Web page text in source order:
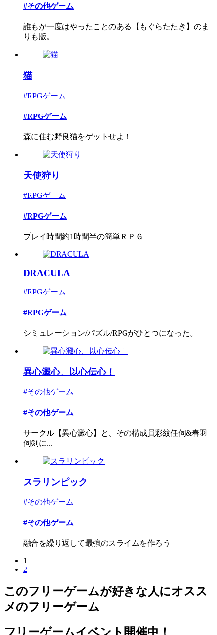
#その他ゲーム
誰もが一度はやったことのある【もぐらたたき】のま
りも版。
猫
#RPGゲーム
#RPGゲーム
森に住む野良猫をゲットせよ！
天使狩り
#RPGゲーム
#RPGゲーム
プレイ時間約1時間半の簡単ＲＰＧ
DRACULA
#RPGゲーム
#RPGゲーム
シミュレーション/パズル/RPGがひとつになった。
異心澱心、以心伝心！
#その他ゲーム
#その他ゲーム
サークル【異心澱心】と、その構成員彩紋任伺&春羽
伺剣に...
スラリンピック
#その他ゲーム
#その他ゲーム
融合を繰り返して最強のスライムを作ろう
1
2
このフリーゲームが好きな人にオスス
メのフリーゲーム
フリーゲームイベント開催中！